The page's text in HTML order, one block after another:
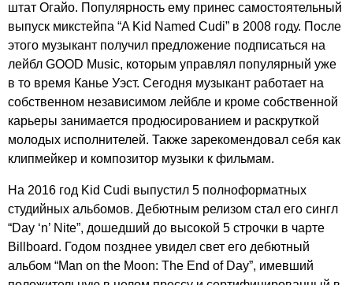
штат Огайо. Популярность ему принес самостоятельный
выпуск микстейпа “A Kid Named Cudi” в 2008 году. После
этого музыкант получил предложение подписаться на
лейбл GOOD Music, которым управлял популярный уже
в то время Канье Уэст. Сегодня музыкант работает на
собственном независимом лейбле и кроме собственной
карьеры занимается продюсированием и раскруткой
молодых исполнителей. Также зарекомендовал себя как
клипмейкер и композитор музыки к фильмам.
На 2016 год Kid Cudi выпустил 5 полноформатных
студийных альбомов. Дебютным релизом стал его сингл
“Day ‘n’ Nite”, дошедший до высокой 5 строчки в чарте
Billboard. Годом позднее увидел свет его дебютный
альбом “Man on the Moon: The End of Day”, имевший